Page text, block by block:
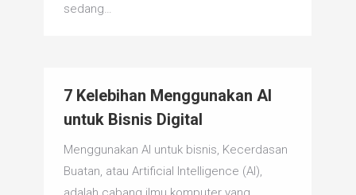
sedang…
7 Kelebihan Menggunakan AI
untuk Bisnis Digital
Menggunakan AI untuk bisnis, Kecerdasan
Buatan, atau Artificial Intelligence (AI),